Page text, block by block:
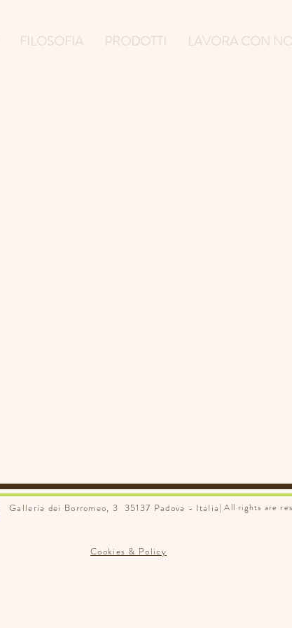
FILOSOFIA PRODOTTI LAVORA CON
Galleria dei Borromeo, 3 35137 Padova - Italia| All rights are
Cookies & Policy